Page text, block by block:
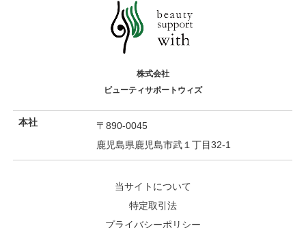
株式会社
ビューティサポートウィズ
本社
〒890-0045
鹿児島県鹿児島市武１丁目32-1
当サイトについて
特定取引法
プライバシーポリシー